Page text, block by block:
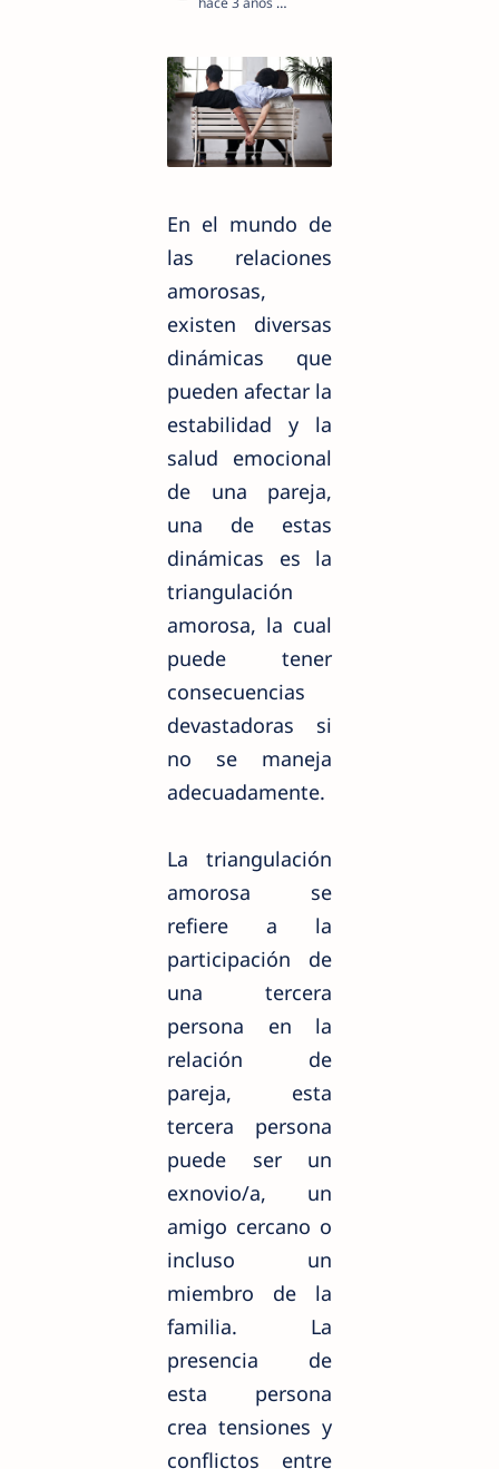
En el mundo de
las relaciones
amorosas,
existen diversas
dinámicas que
pueden afectar la
estabilidad y la
salud emocional
de una pareja,
una de estas
dinámicas es la
triangulación
amorosa, la cual
puede tener
consecuencias
devastadoras si
no se maneja
adecuadamente.
La triangulación
amorosa se
refiere a la
participación de
una tercera
persona en la
relación de
pareja, esta
tercera persona
puede ser un
exnovio/a, un
amigo cercano o
incluso un
miembro de la
familia. La
presencia de
esta persona
crea tensiones y
conflictos entre